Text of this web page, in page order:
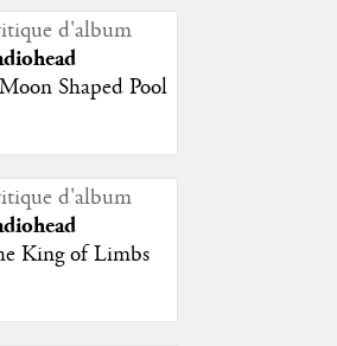
d'album
Shaped Pool
d'album
King of Limbs